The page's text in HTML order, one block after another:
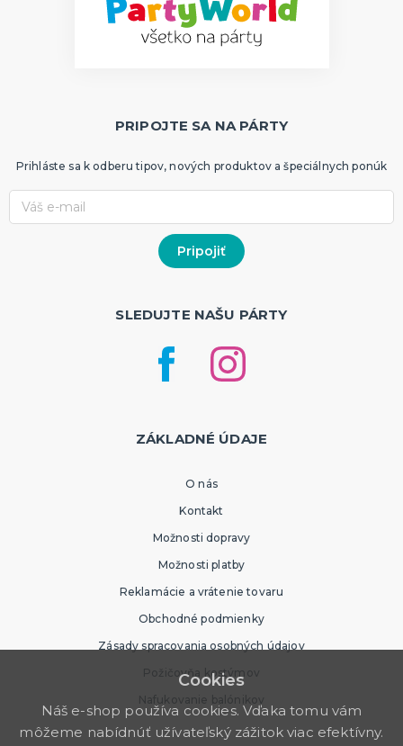
PRIPOJTE SA NA PÁRTY
Prihláste sa k odberu tipov, nových produktov a špeciálnych ponúk
SLEDUJTE NAŠU PÁRTY
ZÁKLADNÉ ÚDAJE
O nás
Kontakt
Možnosti dopravy
Možnosti platby
Reklamácie a vrátenie tovaru
Obchodné podmienky
Zásady spracovania osobných údajov
Požičovňa kostýmov
Nafukovanie balónikov
Cookies
Náš e-shop používa cookies. Vďaka tomu vám
môžeme nabídnúť užívateľský zážitok viac efektívny.